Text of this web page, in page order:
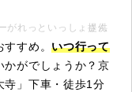
写真はアニーお祝い体験マガジンレビュワーがれっといっしょさん提供
すすめ。いつ行って
かがでしょうか？京
寺」下車・徒歩1分